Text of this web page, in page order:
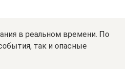
в реальном времени. По
так и опасные